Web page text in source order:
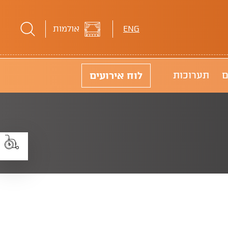
ENG אולמות
תערוכות לוח אירועים